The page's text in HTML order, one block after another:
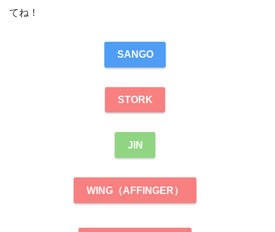
てね！
SANGO
STORK
JIN
WING（AFFINGER）